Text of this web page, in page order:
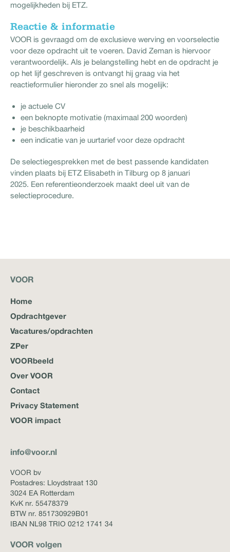
mogelijkheden bij ETZ.
Reactie & informatie
VOOR is gevraagd om de exclusieve werving en voorselectie
voor deze opdracht uit te voeren. David Zeman is hiervoor
verantwoordelijk. Als je belangstelling hebt en de opdracht je
op het lijf geschreven is ontvangt hij graag via het
reactieformulier hieronder zo snel als mogelijk:
je actuele CV
een beknopte motivatie (maximaal 200 woorden)
je beschikbaarheid
een indicatie van je uurtarief voor deze opdracht
De selectiegesprekken met de best passende kandidaten
vinden plaats bij ETZ Elisabeth in Tilburg op 8 januari
2025. Een referentieonderzoek maakt deel uit van de
selectieprocedure.
VOOR
Home
Opdrachtgever
Vacatures/opdrachten
ZPer
VOORbeeld
Over VOOR
Contact
Privacy Statement
VOOR impact
info@voor.nl
VOOR bv
Postadres: Lloydstraat 130
3024 EA Rotterdam
KvK nr. 55478379
BTW nr. 851730929B01
IBAN NL98 TRIO 0212 1741 34
VOOR volgen